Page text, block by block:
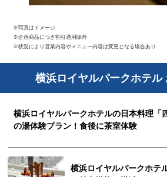
※写真はイメージ
※企画商品につき割引適用除外
※状況により営業内容やメニュー内容は変更となる場合あり
横浜ロイヤルパークホテル
横浜ロイヤルパークホテルの日本料理「
の湯体験プラン！食後に茶室体験
横浜ロイヤルパークホテ